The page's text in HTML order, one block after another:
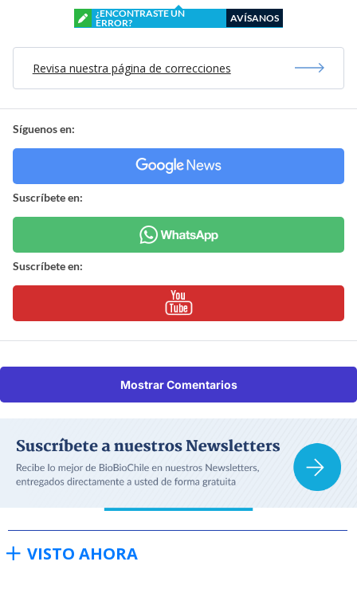
¿ENCONTRASTE UN
ERROR?
AVÍSANOS
Revisa nuestra página de correcciones
Síguenos en:
Suscríbete en:
Suscríbete en:
Mostrar Comentarios
VISTO AHORA